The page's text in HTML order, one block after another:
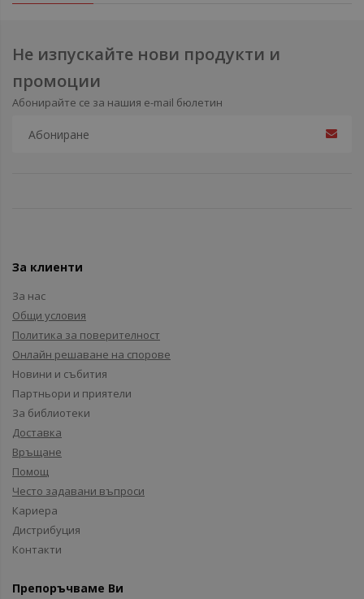
Не изпускайте нови продукти и
промоции
Абонирайте се за нашия e-mail бюлетин
За клиенти
За нас
Общи условия
Политика за поверителност
Онлайн решаване на спорове
Новини и събития
Партньори и приятели
За библиотеки
Доставка
Връщане
Помощ
Често задавани въпроси
Кариера
Дистрибуция
Контакти
Препоръчваме Ви